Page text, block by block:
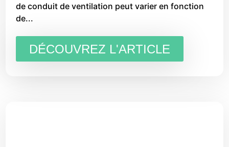
de conduit de ventilation peut varier en fonction
de...
DÉCOUVREZ L'ARTICLE